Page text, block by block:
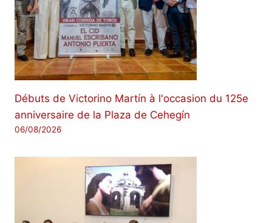
Débuts de Victorino Martín à l'occasion du 125e
anniversaire de la Plaza de Cehegín
06/08/2026